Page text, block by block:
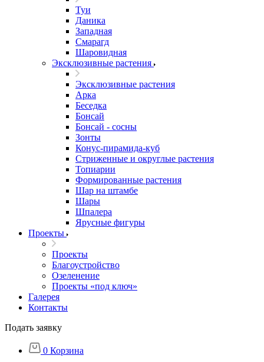
Туи
Даника
Западная
Смарагд
Шаровидная
Эксклюзивные растения
Эксклюзивные растения
Арка
Беседка
Бонсай
Бонсай - сосны
Зонты
Конус-пирамида-куб
Стриженные и округлые растения
Топиарии
Формированные растения
Шар на штамбе
Шары
Шпалера
Ярусные фигуры
Проекты
Проекты
Благоустройство
Озеленение
Проекты «под ключ»
Галерея
Контакты
Подать заявку
0 Корзина